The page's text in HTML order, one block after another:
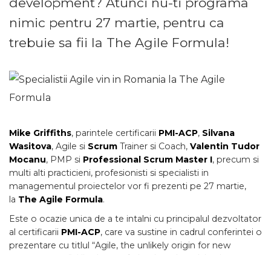
nimic pentru 27 martie, pentru ca
trebuie sa fii la The Agile Formula!
Mike Griffiths, parintele certificarii PMI-ACP, Silvana
Wasitova, Agile si Scrum Trainer si Coach, Valentin Tudor
Mocanu, PMP si Professional Scrum Master I, precum si
multi alti practicieni, profesionisti si specialisti in
managementul proiectelor vor fi prezenti pe 27 martie,
la The Agile Formula.
Este o ocazie unica de a te intalni cu principalul dezvoltator
al certificarii PMI-ACP, care va sustine in cadrul conferintei o
prezentare cu titlul “Agile, the unlikely origin for new